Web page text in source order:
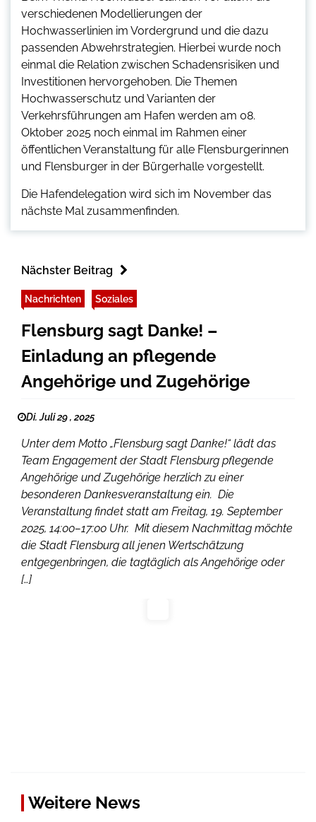
verschiedenen Modellierungen der
Hochwasserlinien im Vordergrund und die dazu
passenden Abwehrstrategien. Hierbei wurde noch
einmal die Relation zwischen Schadensrisiken und
Investitionen hervorgehoben. Die Themen
Hochwasserschutz und Varianten der
Verkehrsführungen am Hafen werden am 08.
Oktober 2025 noch einmal im Rahmen einer
öffentlichen Veranstaltung für alle Flensburgerinnen
und Flensburger in der Bürgerhalle vorgestellt.
Die Hafendelegation wird sich im November das
nächste Mal zusammenfinden.
Nächster Beitrag
Nachrichten Soziales
Flensburg sagt Danke! –
Einladung an pflegende
Angehörige und Zugehörige
Di. Juli 29 , 2025
Unter dem Motto „Flensburg sagt Danke!“ lädt das
Team Engagement der Stadt Flensburg pflegende
Angehörige und Zugehörige herzlich zu einer
besonderen Dankesveranstaltung ein. Die
Veranstaltung findet statt am Freitag, 19. September
2025, 14:00–17:00 Uhr. Mit diesem Nachmittag möchte
die Stadt Flensburg all jenen Wertschätzung
entgegenbringen, die tagtäglich als Angehörige oder
[…]
Weitere News